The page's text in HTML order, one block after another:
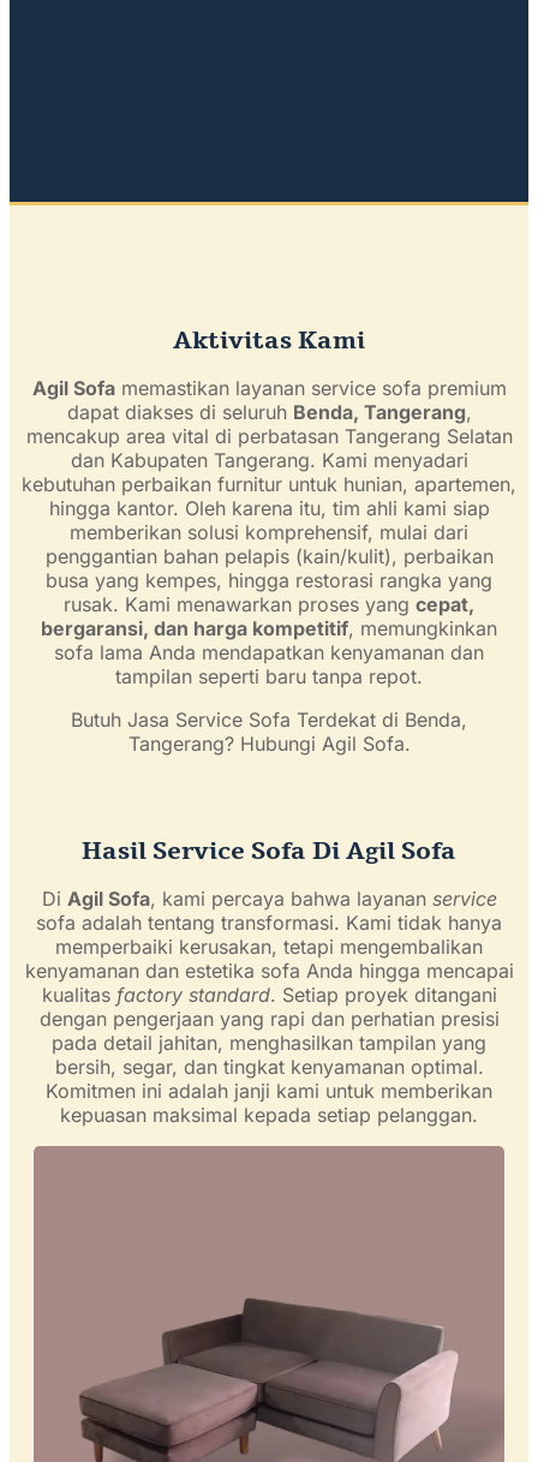
Aktivitas Kami
Agil Sofamemastikan layanan service sofa premium
dapat diakses di seluruh Benda, Tangerang,
mencakup area vital di perbatasan Tangerang Selatan
dan Kabupaten Tangerang. Kami menyadari
kebutuhan perbaikan furnitur untuk hunian, apartemen,
hingga kantor. Oleh karena itu, tim ahli kami siap
memberikan solusi komprehensif, mulai dari
penggantian bahan pelapis (kain/kulit), perbaikan
busa yang kempes, hingga restorasi rangka yang
rusak. Kami menawarkan proses yang cepat,
bergaransi, dan harga kompetitif, memungkinkan
sofa lama Anda mendapatkan kenyamanan dan
tampilan seperti baru tanpa repot.
Butuh Jasa Service Sofa Terdekat di Benda,
Tangerang? Hubungi Agil Sofa.
Hasil Service Sofa Di Agil Sofa
Di Agil Sofa, kami percaya bahwa layanan service
sofa adalah tentang transformasi. Kami tidak hanya
memperbaiki kerusakan, tetapi mengembalikan
kenyamanan dan estetika sofa Anda hingga mencapai
kualitas factory standard. Setiap proyek ditangani
dengan pengerjaan yang rapi dan perhatian presisi
pada detail jahitan, menghasilkan tampilan yang
bersih, segar, dan tingkat kenyamanan optimal.
Komitmen ini adalah janji kami untuk memberikan
kepuasan maksimal kepada setiap pelanggan.